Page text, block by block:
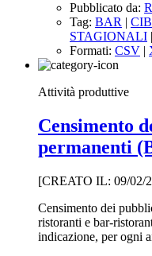
Pubblicato da:
Tag: BAR |
STAGIONALI |
Formati: CSV |
Attività produttive
Censimento
permanenti
[CREATO IL: 09/02/
Censimento dei
ristoranti e bar-
indicazione, per ogni